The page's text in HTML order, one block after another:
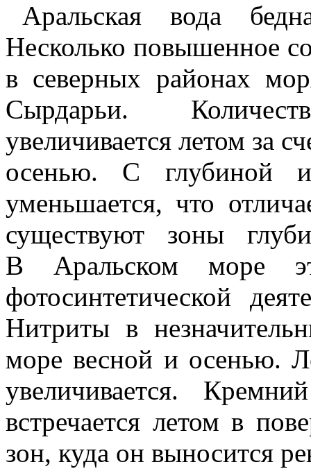
Аральская вода
Несколько повышенное
в северных районах
Сырдарьи.
увеличивается летом за
осенью. С глубиной
уменьшается, что
существуют зоны
В Аральском море
фотосинтетической
Нитриты в
море весной и осенью.
увеличивается.
встречается летом в
зон, куда он выносится